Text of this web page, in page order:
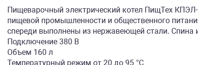
Пищеварочный электрический котел ПищТех
пищевой промышленности и общественного
спереди выполнены из нержавеющей стали. Спина
Подключение 380 В
Объем 160 л
Температурный режим от 20 до 95 °C